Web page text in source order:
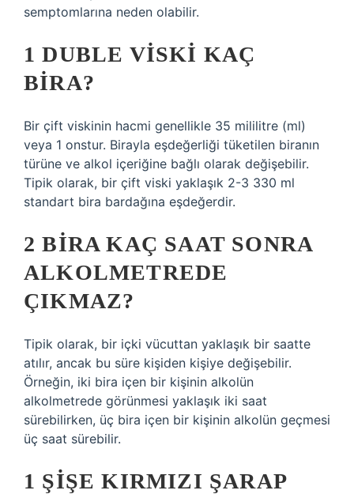
semptomlarına neden olabilir.
1 DUBLE VISKI KAÇ
BIRA?
Bir çift viskinin hacmi genellikle 35 mililitre (ml)
veya 1 onstur. Birayla eşdeğerliği tüketilen biranın
türüne ve alkol içeriğine bağlı olarak değişebilir.
Tipik olarak, bir çift viski yaklaşık 2-3 330 ml
standart bira bardağına eşdeğerdir.
2 BIRA KAÇ SAAT SONRA
ALKOLMETREDE
ÇIKMAZ?
Tipik olarak, bir içki vücuttan yaklaşık bir saatte
atılır, ancak bu süre kişiden kişiye değişebilir.
Örneğin, iki bira içen bir kişinin alkolün
alkolmetrede görünmesi yaklaşık iki saat
sürebilirken, üç bira içen bir kişinin alkolün geçmesi
üç saat sürebilir.
1 ŞIŞE KIRMIZI ŞARAP